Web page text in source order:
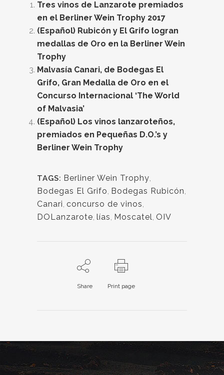
Tres vinos de Lanzarote premiados
en el Berliner Wein Trophy 2017
(Español) Rubicón y El Grifo logran
medallas de Oro en la Berliner Wein
Trophy
Malvasía Canari, de Bodegas El
Grifo, Gran Medalla de Oro en el
Concurso Internacional ‘The World
of Malvasia’
(Español) Los vinos lanzaroteños,
premiados en Pequeñas D.O.’s y
Berliner Wein Trophy
TAGS: Berliner Wein Trophy
Bodegas El Grifo Bodegas Rubicón
Canari concurso de vinos
DOLanzarote lías Moscatel OIV
Share Print page